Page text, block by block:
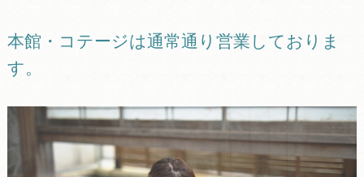
本館・コテージは通常通り営業しておりま
す。